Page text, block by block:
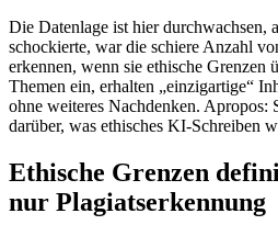
Die Datenlage ist hier durchwachsen,
schockierte, war die schiere Anzahl
erkennen, wenn sie ethische Grenzen
Themen ein, erhalten „einzigartige“
ohne weiteres Nachdenken. Apropos:
darüber, was ethisches KI-Schreiben
Ethische Grenzen
nur Plagiatserkennung